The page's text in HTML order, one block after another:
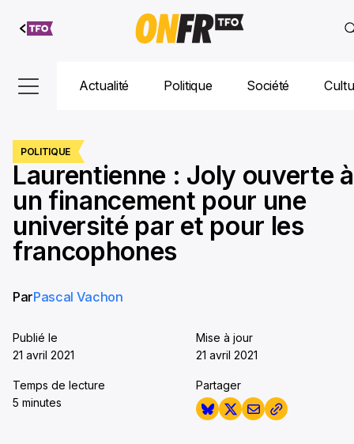
Aller au
contenu
Actualité Politique Société
POLITIQUE
Laurentienne : Joly ouverte à
un financement pour une
université par et pour les
francophones
ParPascal Vachon
Publié le
21 avril 2021
Mise à jour
21 avril 2021
Temps de lecture
5 minutes
Partager